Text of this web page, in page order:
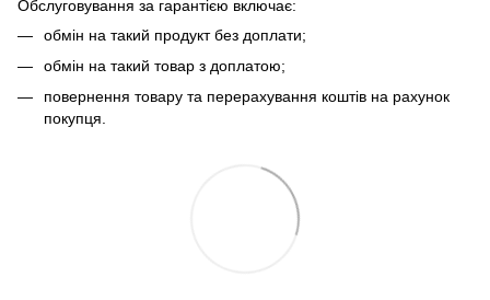
Обслуговування за гарантією включає:
обмін на такий продукт без доплати;
обмін на такий товар з доплатою;
повернення товару та перерахування коштів на рахунок
покупця.